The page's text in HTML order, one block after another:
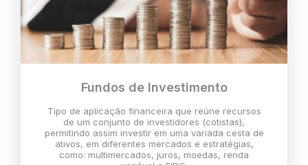
Fundos de Investimento
Tipo de aplicação financeira que reúne recursos
de um conjunto de investidores (cotistas),
permitindo assim investir em uma variada cesta de
ativos, em diferentes mercados e estratégias,
como: multimercados, juros, moedas, renda